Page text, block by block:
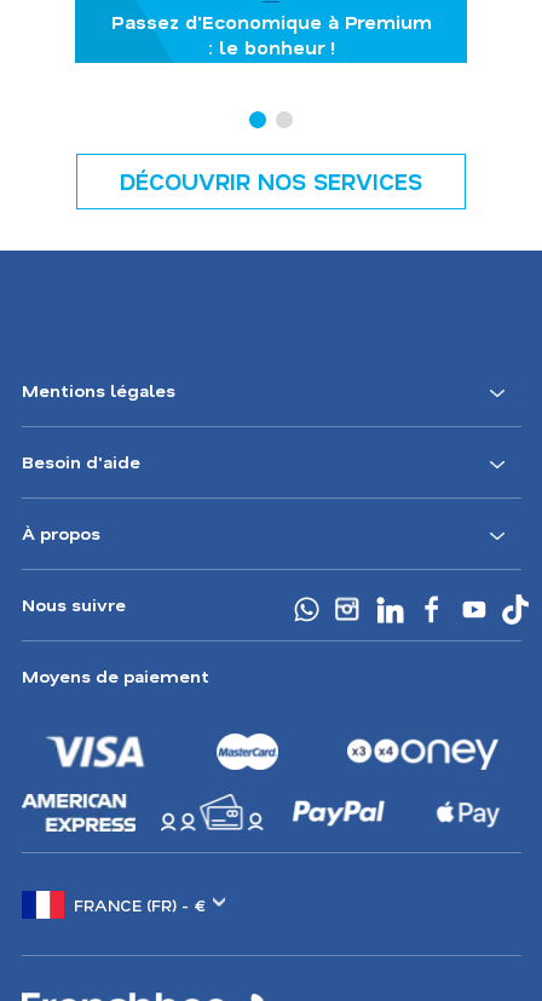
Passez d'Economique à Premium
: le bonheur !
DÉCOUVRIR NOS SERVICES
Mentions légales
Besoin d'aide
À propos
Nous suivre
Moyens de paiement